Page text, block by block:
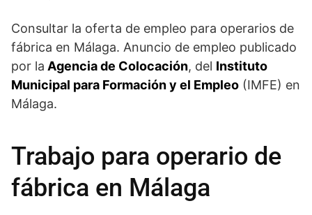
Consultar la oferta de empleo para operarios de
fábrica en Málaga. Anuncio de empleo publicado
por la Agencia de Colocación, del Instituto
Municipal para Formación y el Empleo (IMFE) en
Málaga.
Trabajo para operario de
fábrica en Málaga